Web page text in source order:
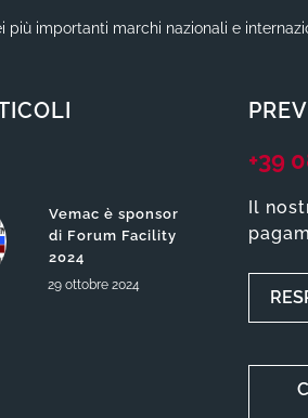
più importanti marchi nazionali e
Vemac è sponsor
di Forum Facility
2024
29 ottobre 2024
+39
Il